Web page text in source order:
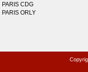
PARIS CDG
PARIS ORLY